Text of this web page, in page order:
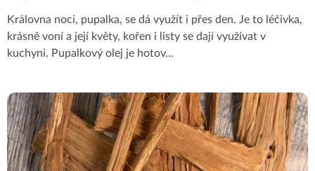
Královna noci, pupalka, se dá využít i přes den. Je to léčivka,
krásně voní a její květy, kořen i listy se dají využívat v
kuchyni. Pupalkový olej je hotov...